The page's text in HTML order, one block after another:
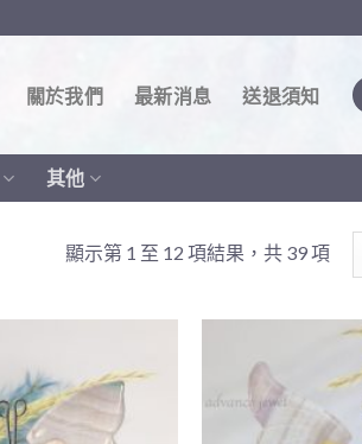
關於我們 最新消息 送退須知
其他
顯示第 1 至 12 項結果，共 39 項